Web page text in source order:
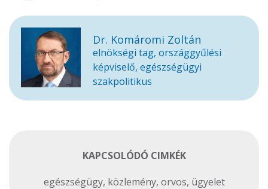
Dr. Komáromi Zoltán
elnökségi tag, országgyűlési
képviselő, egészségügyi
szakpolitikus
KAPCSOLÓDÓ CIMKÉK
egészségügy, közlemény, orvos, ügyelet